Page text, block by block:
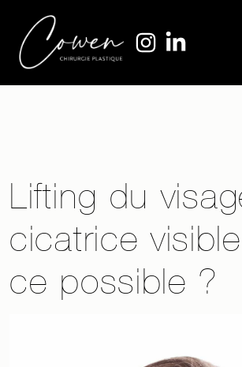
Lifting du
cicatrice
ce possible ?